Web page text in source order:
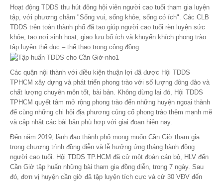
Truyền thông
PHOTO
TÀI LIỆU
Hoạt động TDDS thu hút đông hội viên người cao tuổi tham gia luyện
tập, với phương châm "Sống vui, sống khỏe, sống có ích". Các CLB
TDDS trên toàn thành phố đã tạo giúp người cao tuổi rèn luyện sức
khỏe, tạo nơi sinh hoạt, giao lưu bổ ích và khuyến khích phong trào
tập luyện thể dục – thể thao trong cộng đồng.
Các quận nội thành với điều kiện thuận lợi đã được Hội TDDS
TPHCM xây dựng và phát triển phong trào với số lượng đông đảo và
chất lượng chuyên môn tốt, bài bản. Không dừng lại đó, Hội TDDS
TPHCM quyết tâm mở rộng phong trào đến những huyện ngoại thành
để cùng những chi hội địa phương củng cố phong trào thêm mạnh mẽ
và cập nhật các bài bản phù hợp với giai đoạn hiện nay.
Đến năm 2019, lãnh đạo thành phố mong muốn Cần Giờ tham gia
trong chương trình đồng diễn và lễ hưởng ứng tháng hành đồng
người cao tuổi. Hội TDDS TP.HCM đã cử một đoàn cán bộ, HLV đến
Cần Giờ tập huấn những bài tham gia đồng diễn, trong 7 ngày. Sau
đó, đơn vị huyện cần giờ đã tập luyện tích cực và cử 30 VĐV đến